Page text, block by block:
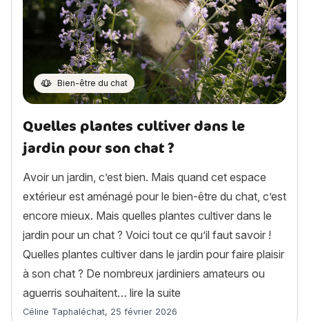
Bien-être du chat
Quelles plantes cultiver dans le
jardin pour son chat ?
Avoir un jardin, c’est bien. Mais quand cet espace
extérieur est aménagé pour le bien-être du chat, c’est
encore mieux. Mais quelles plantes cultiver dans le
jardin pour un chat ? Voici tout ce qu’il faut savoir !
Quelles plantes cultiver dans le jardin pour faire plaisir
à son chat ? De nombreux jardiniers amateurs ou
aguerris souhaitent… lire la suite
Article rédigé par
Céline Taphaléchat, 25 février 2026